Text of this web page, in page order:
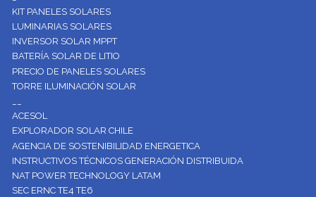
KIT PANELES SOLARES
LUMINARIAS SOLARES
INVERSOR SOLAR MPPT
BATERÍA SOLAR DE LITIO
PRECIO DE PANELES SOLARES
TORRE ILUMINACIÓN SOLAR
ACESOL
EXPLORADOR SOLAR CHILE
AGENCIA DE SOSTENIBILIDAD ENERGETICA
INSTRUCTIVOS TÉCNICOS GENERACIÓN DISTRIBUIDA
NAT POWER TECHNOLOGY LATAM
SEC ERNC TE4 TE6